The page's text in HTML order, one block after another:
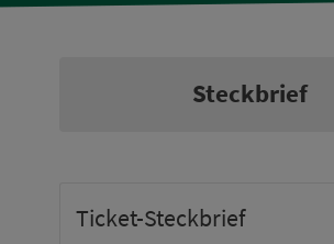
Steckbrief
Ticket-Steck­brief